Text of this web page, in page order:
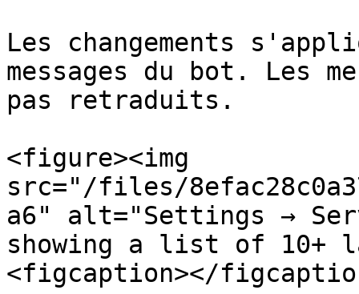
Les changements
messages du bot. Les
pas retraduits.
<figure><img
src="/files/
a6" alt="Settings →
showing a list of 10+
<figcaption></